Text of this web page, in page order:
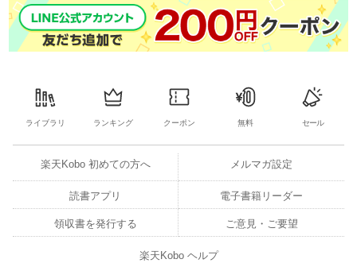
ライブラリ ランキング クーポン 無料 セール
楽天Kobo 初めての方へ メルマガ設定
読書アプリ 電子書籍リーダー
領収書を発行する ご意見・ご要望
楽天Kobo ヘルプ